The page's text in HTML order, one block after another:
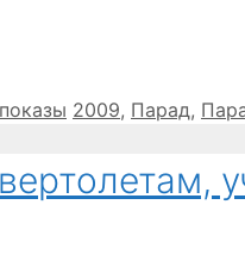
Метки
2009, Парад,